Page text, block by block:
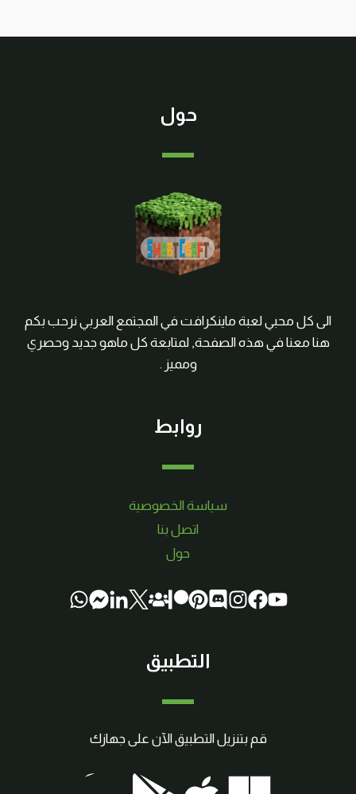
حول
الى كل محبي لعبة ماينكرافت في المجتمع العربي نرحب بكم
هنا معنا في هذه الصفحة, لمتابعة كل ماهو جديد وحصري
ومميز .
روابط
سياسة الخصوصية
اتصل بنا
حول
التطبيق
قم بتنزيل التطبيق الآن على جهازك